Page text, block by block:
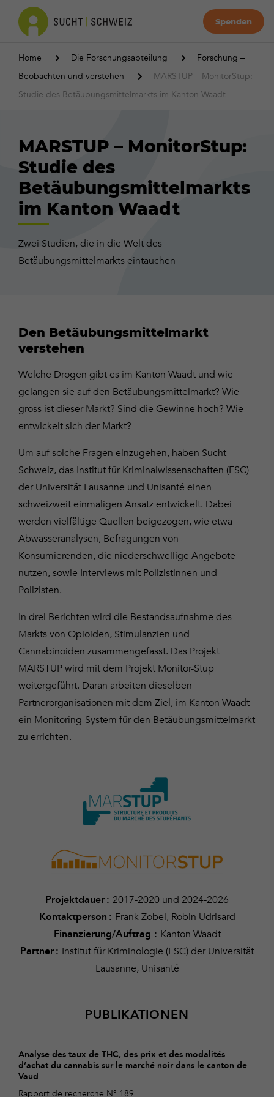
Spenden
Home Die Forschungsabteilung
Forschung –
Beobachten und verstehen
MARSTUP – MonitorStup:
Studie des Betäubungsmittelmarkts im Kanton Waadt
MARSTUP – MonitorStup:
Studie des
Betäubungsmittelmarkts
im Kanton Waadt
Zwei Studien, die in die Welt des
Betäubungsmittelmarkts eintauchen
Den Betäubungsmittelmarkt
verstehen
Welche Drogen gibt es im Kanton Waadt und wie
gelangen sie auf den Betäubungsmittelmarkt? Wie
gross ist dieser Markt? Sind die Gewinne hoch? Wie
entwickelt sich der Markt?
Um auf solche Fragen einzugehen, haben Sucht
Schweiz, das Institut für Kriminalwissenschaften (ESC)
der Universität Lausanne und Unisanté einen
schweizweit einmaligen Ansatz entwickelt. Dabei
werden vielfältige Quellen beigezogen, wie etwa
Abwasseranalysen, Befragungen von
Konsumierenden, die niederschwellige Angebote
nutzen, sowie Interviews mit Polizistinnen und
Polizisten.
In drei Berichten wird die Bestandsaufnahme des
Markts von Opioiden, Stimulanzien und
Cannabinoiden zusammengefasst. Das Projekt
MARSTUP wird mit dem Projekt Monitor-Stup
weitergeführt. Daran arbeiten dieselben
Partnerorganisationen mit dem Ziel, im Kanton Waadt
ein Monitoring-System für den Betäubungsmittelmarkt
zu errichten.
Projektdauer : 2017-2020 und 2024-2026
Kontaktperson : Frank Zobel, Robin Udrisard
Finanzierung/Auftrag : Kanton Waadt
Partner : Institut für Kriminologie (ESC) der Universität
Lausanne, Unisanté
PUBLIKATIONEN
Analyse des taux de THC, des prix et des modalités
d’achat du cannabis sur le marché noir dans le canton de
Vaud
Rapport de recherche N° 189